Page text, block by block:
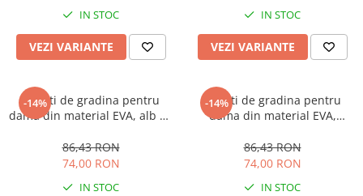
IN STOC
VEZI VARIANTE
IN STOC
VEZI VARIANTE
-14%
Saboti de gradina pentru
dama din material EVA, alb cu
pentru circulatia aerului,
foarte usori, 23.5 centimetri
86,43 RON
74,00 RON
IN STOC
-14%
Saboti de gradina pentru
dama din material EVA,
gauri pentru circulatia
aerului, foarte usori, 24
86,43 RON
74,00 RON
IN STOC